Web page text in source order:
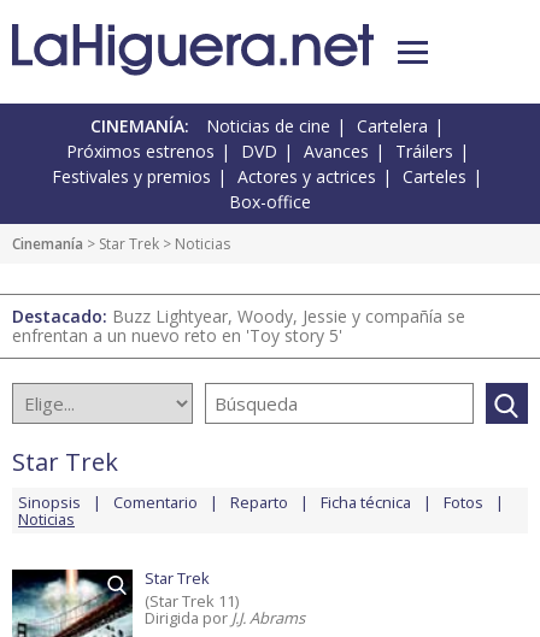
CINEMANÍA: Noticias de cine
Cartelera
Próximos estrenos
DVD Avances
Tráilers
Festivales y premios
Actores y actrices
Carteles
Box-office
Cinemanía > Star Trek > Noticias
Destacado: Buzz Lightyear, Woody, Jessie y compañía se
enfrentan a un nuevo reto en 'Toy story 5'
Star Trek
Sinopsis Comentario Reparto Ficha técnica Fotos
Noticias
Star Trek
(Star Trek 11)
Dirigida por J.J. Abrams